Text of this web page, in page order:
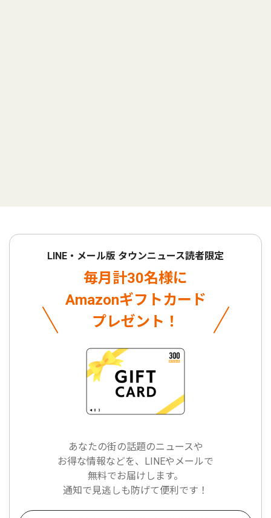
LINE・メール版 タウンニュース読者限定
毎月計30名様に
Amazonギフトカード
プレゼント！
あなたの街の話題のニュースや
お得な情報などを、LINEやメールで
無料でお届けします。
通知で見逃しも防げて便利です！